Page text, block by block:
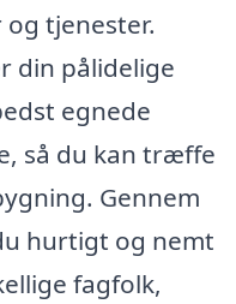
tjenester.
din pålidelige
egnede
så du kan træffe
Gennem
hurtigt og nemt
fagfolk,